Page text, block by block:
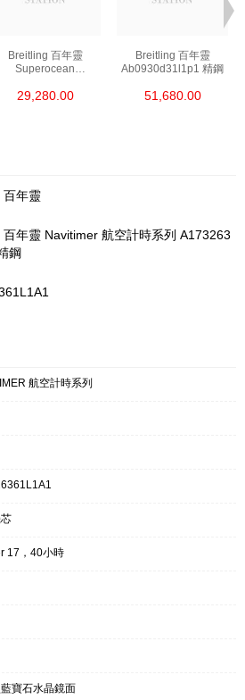
Breitling 百年靈
Superocean
A17376a31l1s1 精鋼
29,280.00
Breitling 百年靈
Ab0930d31l1p1 精鋼
51,680.00
百年靈
百年靈 Navitimer 航空計時系列 A173263
鋼
航空計時系列
17，40小時
寶石水晶鏡面